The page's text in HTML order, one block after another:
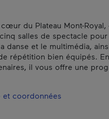
du Plateau Mont-
salles de spectacle pour
danse et le multimédia,
répétition bien équipés.
il vous offre une
et coordonnées